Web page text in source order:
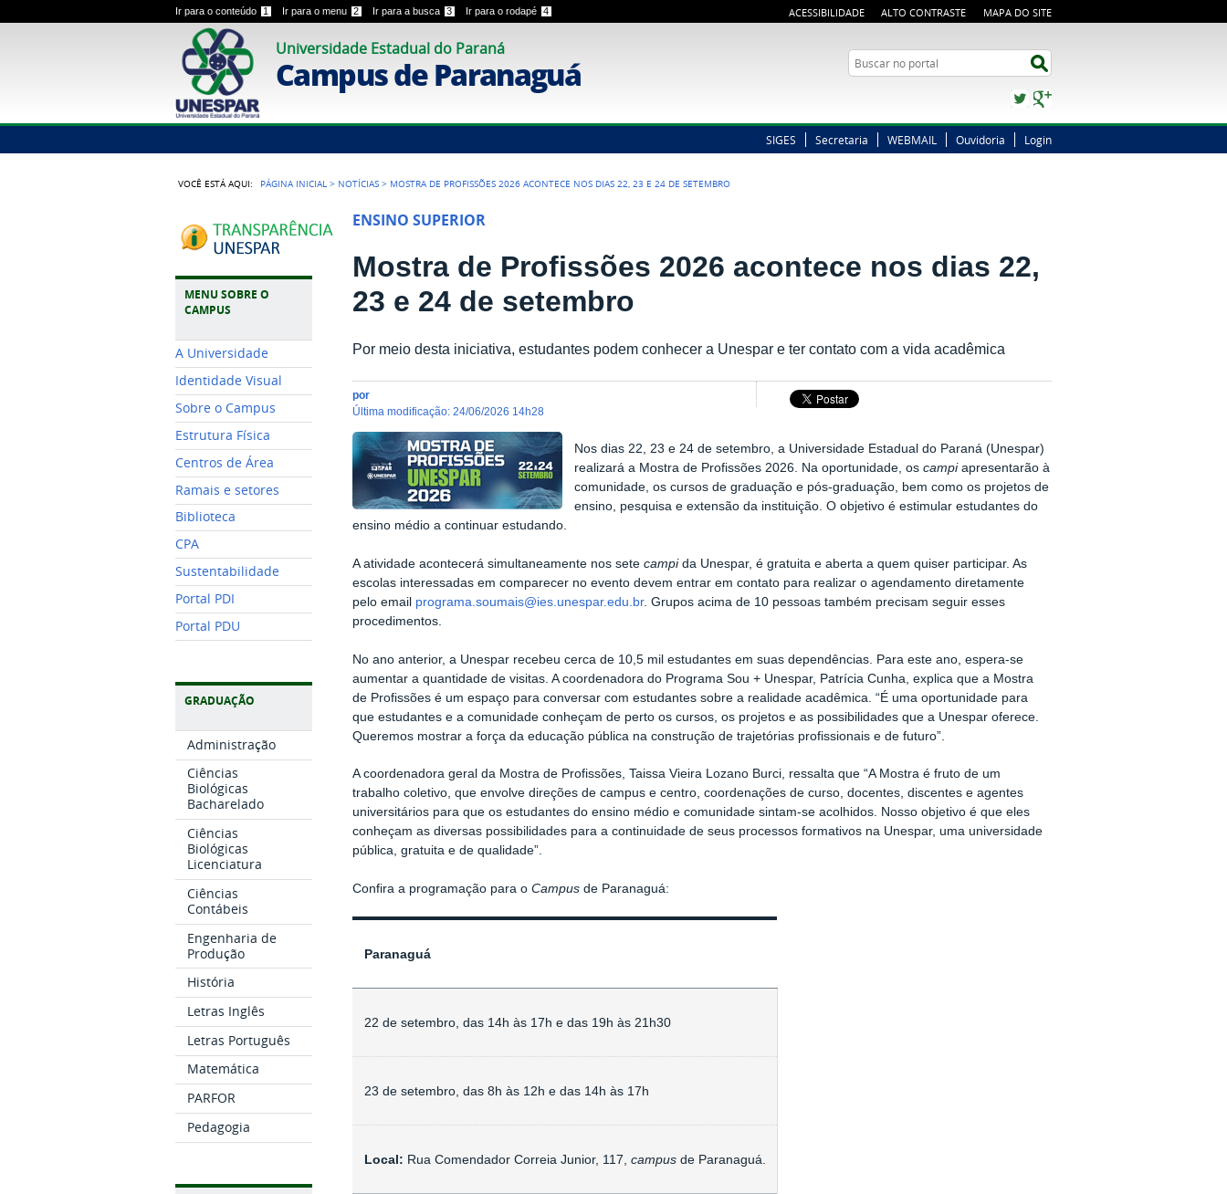
Ir para o conteúdo 1 Ir para o menu 2 Ir para a busca 3 Ir para o rodapé 4 ACESSIBILIDADE ALTO CONTRASTE MAPA DO SITE
Universidade Estadual do Paraná
Campus de Paranaguá Busca
Twitter
SIGES Secretaria WEBMAIL Ouvidoria Login
VOCÊ ESTÁ AQUI: PÁGINA INICIAL > NOTÍCIAS > MOSTRA DE PROFISSÕES 2026 ACONTECE NOS DIAS 22, 23 E 24 DE SETEMBRO
MENU SOBRE O
CAMPUS
A Universidade
Identidade Visual
Sobre o Campus
Estrutura Física
Centros de Área
Ramais e setores
Biblioteca
CPA
Sustentabilidade
Portal PDI
Portal PDU
GRADUAÇÃO
Administração
Ciências
Biológicas
Bacharelado
Ciências
Biológicas
Licenciatura
Ciências
Contábeis
Engenharia de
Produção
História
Letras Inglês
Letras Português
Matemática
PARFOR
Pedagogia
ENSINO SUPERIOR
Mostra de Profissões 2026 acontece nos dias 22,
23 e 24 de setembro
Por meio desta iniciativa, estudantes podem conhecer a Unespar e ter contato com a vida acadêmica
por
última modificação:24/06/2026 14h28
Nos dias 22, 23 e 24 de setembro, a Universidade Estadual do Paraná (Unespar)
realizará a Mostra de Profissões 2026. Na oportunidade, os campiapresentarão à
comunidade, os cursos de graduação e pós-graduação, bem como os projetos de
ensino, pesquisa e extensão da instituição. O objetivo é estimular estudantes do
ensino médio a continuar estudando.
A atividade acontecerá simultaneamente nos setecampida Unespar, é gratuita e aberta a quem quiser participar. As
escolas interessadas em comparecer no evento devem entrar em contato para realizar o agendamento diretamente
pelo email programa.soumais@ies.unespar.edu.br. Grupos acima de 10 pessoas também precisam seguir esses
procedimentos.
No ano anterior, a Unespar recebeu cerca de 10,5 mil estudantes em suas dependências. Para este ano, espera-se
aumentar a quantidade de visitas. A coordenadora do Programa Sou + Unespar, Patrícia Cunha, explica que a Mostra
de Profissões é um espaço para conversar com estudantes sobre a realidade acadêmica. “É uma oportunidade para
que estudantes e a comunidade conheçam de perto os cursos, os projetos e as possibilidades que a Unespar oferece.
Queremos mostrar a força da educação pública na construção de trajetórias profissionais e de futuro”.
A coordenadora geral da Mostra de Profissões, Taissa Vieira Lozano Burci, ressalta que “A Mostra é fruto de um
trabalho coletivo, que envolve direções de campus e centro, coordenações de curso, docentes, discentes e agentes
universitários para que os estudantes do ensino médio e comunidade sintam-se acolhidos. Nosso objetivo é que eles
conheçam as diversas possibilidades para a continuidade de seus processos formativos na Unespar, uma universidade
pública, gratuita e de qualidade”.
Confira a programação para oCampus de Paranaguá:
Paranaguá
22 de setembro, das 14h às 17h e das 19h às 21h30
23 de setembro, das 8h às 12h e das 14h às 17h
Local: Rua Comendador Correia Junior, 117, campus de Paranaguá.